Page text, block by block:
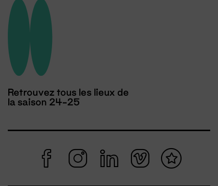
Retrouvez tous les lieux de
la saison 24-25